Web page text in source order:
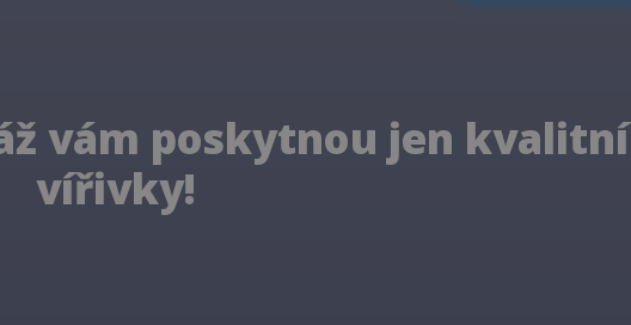
vám poskytnou jen kvalitní
vířivky!